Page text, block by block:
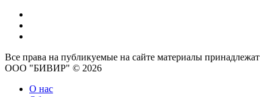
Все права на публикуемые на сайте материалы принадлежат
ООО "БИВИР" © 2026
О нас